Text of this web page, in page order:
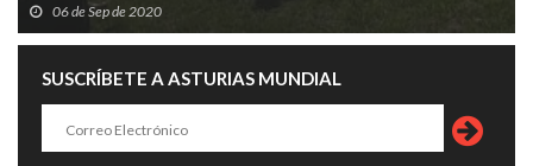
06 de Sep de 2020
SUSCRÍBETE A ASTURIAS MUNDIAL